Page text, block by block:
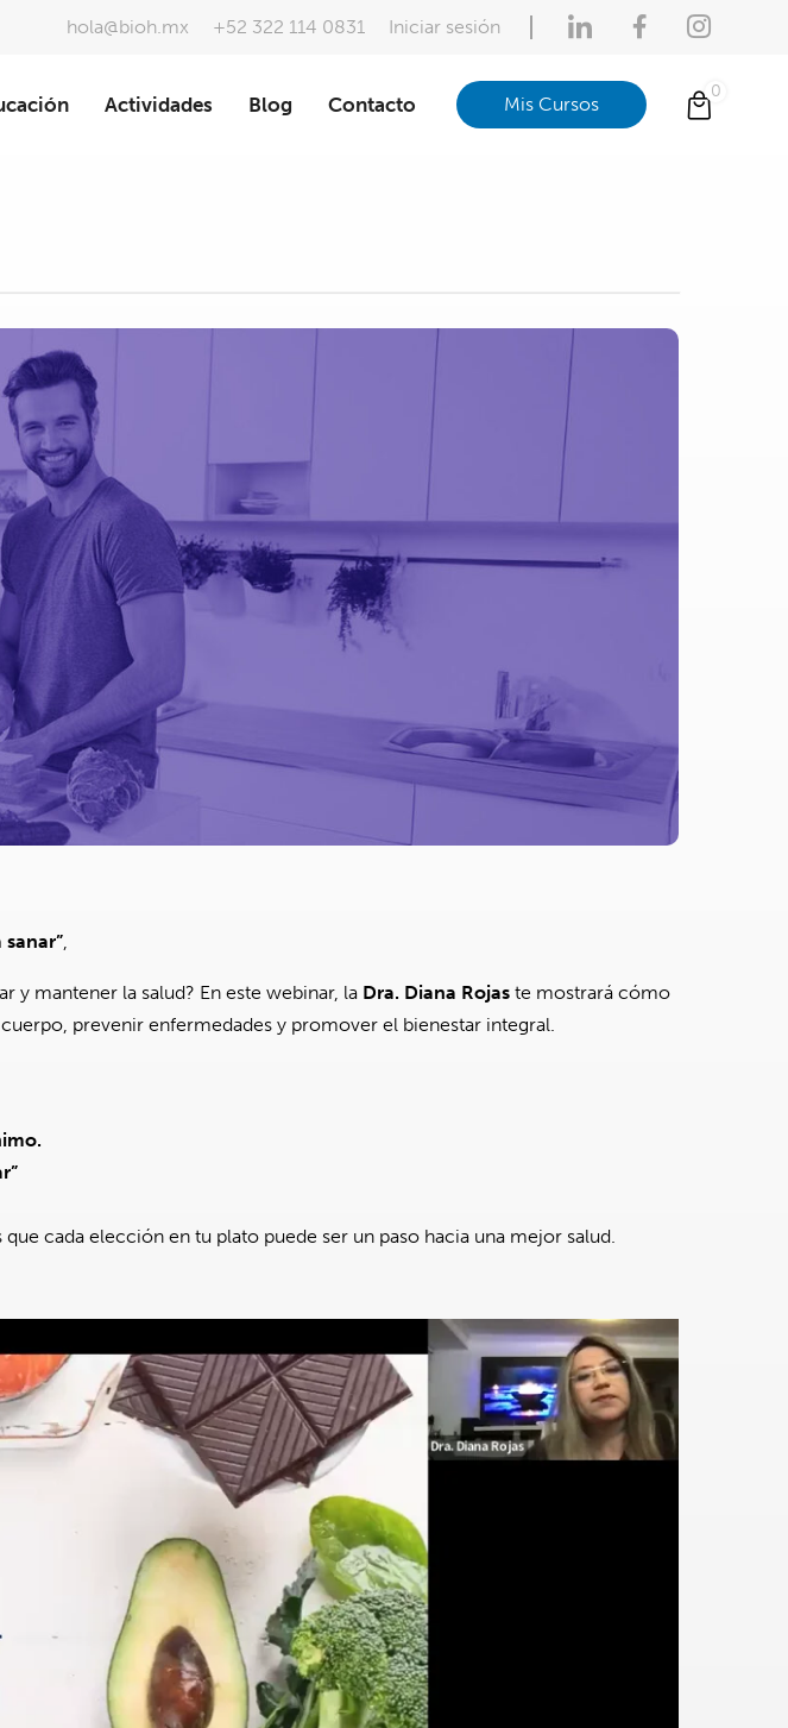
hola@bioh.mx +52 322 114 0831 Iniciar sesión
Actividades Blog Contacto Mis Cursos
,
y mantener la salud? En este webinar, la Dra. Diana Rojas te mostrará cómo
prevenir enfermedades y promover el bienestar integral.
cada elección en tu plato puede ser un paso hacia una mejor salud.